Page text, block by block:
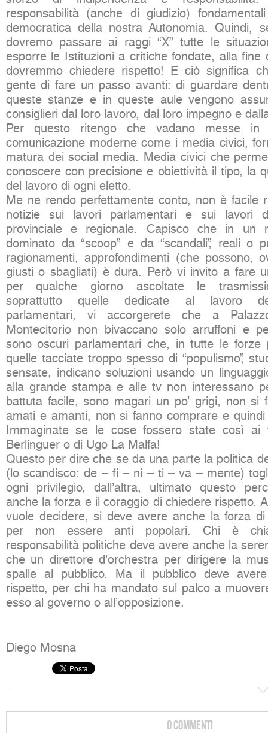
responsabilità (anche di giudizio)
democratica della nostra Autonomia. Quindi,
dovremo passare ai raggi “X” tutte le
esporre le Istituzioni a critiche fondate, alla fine
dovremmo chiedere rispetto! E ciò significa
gente di fare un passo avanti: di guardare
queste stanze e in queste aule vengono
consiglieri dal loro lavoro, dal loro impegno e
Per questo ritengo che vadano messe
comunicazione moderne come i media civici,
matura dei social media. Media civici che
conoscere con precisione e obiettività il tipo, la
del lavoro di ogni eletto.
Me ne rendo perfettamente conto, non è facile
notizie sui lavori parlamentari e sui lavori
provinciale e regionale. Capisco che in un
dominato da “scoop” e da “scandali”, reali o
ragionamenti, approfondimenti (che possono,
giusti o sbagliati) è dura. Però vi invito a fare
per qualche giorno ascoltate le
soprattutto quelle dedicate al lavoro
parlamentari, vi accorgerete che a
Montecitorio non bivaccano solo arruffoni e
sono oscuri parlamentari che, in tutte le forze
quelle tacciate troppo spesso di “populismo”,
sensate, indicano soluzioni usando un
alla grande stampa e alle tv non interessano
battuta facile, sono magari un po’ grigi, non si
amati e amanti, non si fanno comprare e
Immaginate se le cose fossero state così ai
Berlinguer o di Ugo La Malfa!
Questo per dire che se da una parte la politica
(lo scandisco: de – fi – ni – ti – va – mente)
ogni privilegio, dall’altra, ultimato questo
anche la forza e il coraggio di chiedere rispetto.
vuole decidere, si deve avere anche la forza
per non essere anti popolari. Chi è
responsabilità politiche deve avere anche la
che un direttore d’orchestra per dirigere la
spalle al pubblico. Ma il pubblico deve
rispetto, per chi ha mandato sul palco a
esso al governo o all’opposizione.
Diego Mosna
0 Commenti